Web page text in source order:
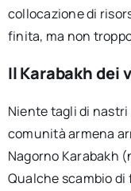
collocazione di
finita, ma non
Il Karabakh dei
Niente tagli di nastri
comunità armena
Nagorno Karabakh
Qualche scambio